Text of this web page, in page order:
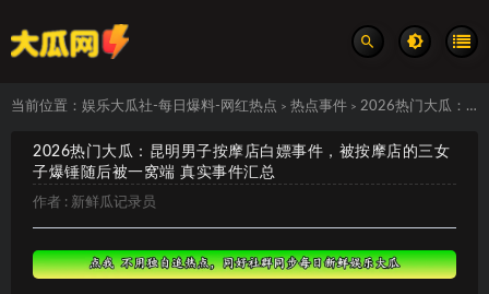
当前位置： 娱乐大瓜社-每日爆料-网红热点 > 热点事件 > 2026热门大瓜：昆明男子按摩店白嫖事件，被按摩店的三女子爆锤随后被一窝端 真实事件汇总
2026热门大瓜：昆明男子按摩店白嫖事件，被按摩店的三女
子爆锤随后被一窝端 真实事件汇总
作者 : 新鲜瓜记录员